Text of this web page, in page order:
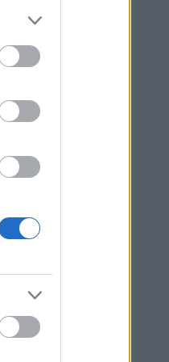
kis falunk
Mix
közt
TV
Takács Gábor
sorozat